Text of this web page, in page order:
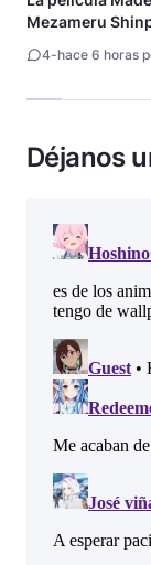
Mezameru
4-hace 6 horas
Déjanos